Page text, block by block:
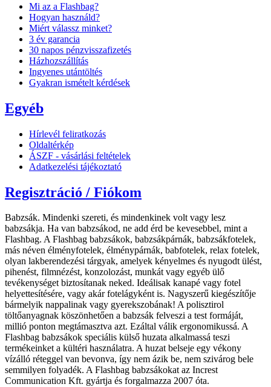
Mi az a Flashbag?
Hogyan használd?
Miért válassz minket?
3 év garancia
30 napos pénzvisszafizetés
Házhozszállítás
Ingyenes utántöltés
Gyakran ismételt kérdések
Egyéb
Hírlevél feliratkozás
Oldaltérkép
ÁSZF - vásárlási feltételek
Adatkezelési tájékoztató
Regisztráció / Fiókom
Babzsák. Mindenki szereti, és mindenkinek volt vagy lesz
babzsákja. Ha van babzsákod, ne add érd be kevesebbel, mint a
Flashbag. A Flashbag babzsákok, babzsákpárnák, babzsákfotelek,
más néven élményfotelek, élménypárnák, babfotelek, relax fotelek,
olyan lakberendezési tárgyak, amelyek kényelmes és nyugodt ülést,
pihenést, filmnézést, konzolozást, munkát vagy egyéb ülő
tevékenységet biztosítanak neked. Ideálisak kanapé vagy fotel
helyettesítésére, vagy akár fotelágyként is. Nagyszerű kiegészítője
bármelyik nappalinak vagy gyerekszobának! A polisztirol
töltőanyagnak köszönhetően a babzsák felveszi a test formáját,
millió ponton megtámasztva azt. Ezáltal válik ergonomikussá. A
Flashbag babzsákok speciális külső huzata alkalmassá teszi
termékeinket a kültéri használatra. A huzat belseje egy vékony
vízálló réteggel van bevonva, így nem ázik be, nem szivárog bele
semmilyen folyadék. A Flashbag babzsákokat az Increst
Communication Kft. gyártja és forgalmazza 2007 óta.